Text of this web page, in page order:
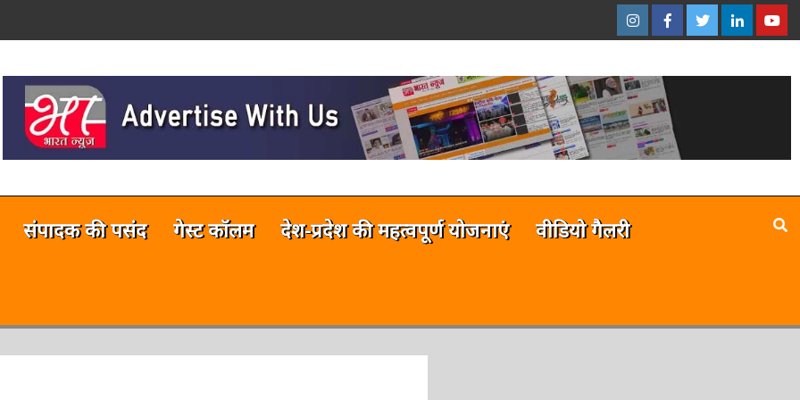
इंस्टाग्राम
ऑनलाईन
भारत
न्यूज़
फेसबुक
ऑनलाईन
भारत
न्यूज़
ट्विटर
ऑनलाईन
ऑनलाईन
न्यूज़
यू-
–
संपादक की पसंद गेस्ट कॉलम देश-प्रदेश की महत्वपूर्ण योजनाएं वीडियो गैलरी
ऑनलाईन भारत न्यूज़ अभी टेस्टिंग फेज में है